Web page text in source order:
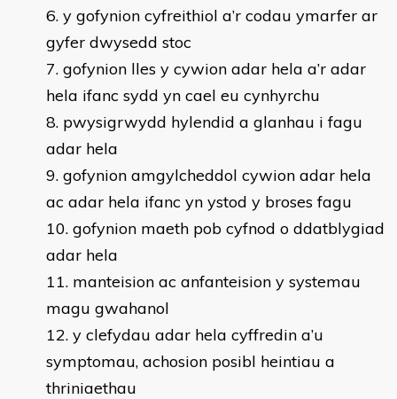
y gofynion cyfreithiol a’r codau ymarfer ar
gyfer dwysedd stoc
gofynion lles y cywion adar hela a’r adar
hela ifanc sydd yn cael eu cynhyrchu
pwysigrwydd hylendid a glanhau i fagu
adar hela
gofynion amgylcheddol cywion adar hela
ac adar hela ifanc yn ystod y broses fagu
gofynion maeth pob cyfnod o ddatblygiad
adar hela
manteision ac anfanteision y systemau
magu gwahanol
y clefydau adar hela cyffredin a’u
symptomau, achosion posibl heintiau a
thriniaethau